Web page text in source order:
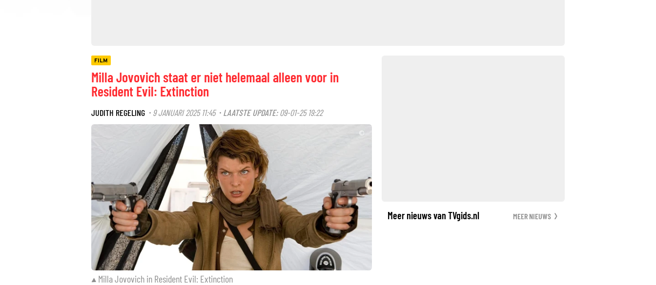
FILM
Milla Jovovich staat er niet helemaal alleen voor in
Resident Evil: Extinction
JUDITH REGELING · 9 JANUARI 2025 11:45· LAATSTE UPDATE: 09-01-25 19:22
©
Milla Jovovich in Resident Evil: Extinction
Meer nieuws van TVgids.nl MEER NIEUWS